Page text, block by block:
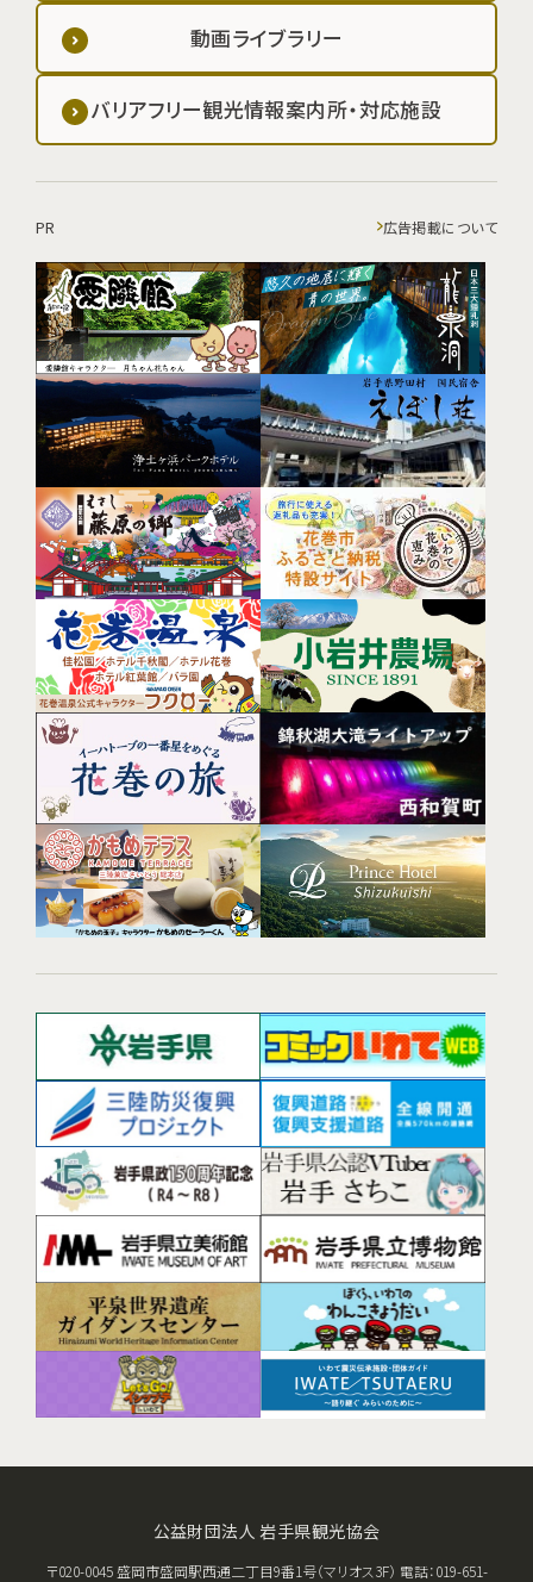
動画ライブラリー
バリアフリー観光情報案内所・対応施設
PR 広告掲載について
公益財団法人 岩手県観光協会
〒020-0045 盛岡市盛岡駅西通二丁目9番1号（マリオス3F） 電話：019-651-